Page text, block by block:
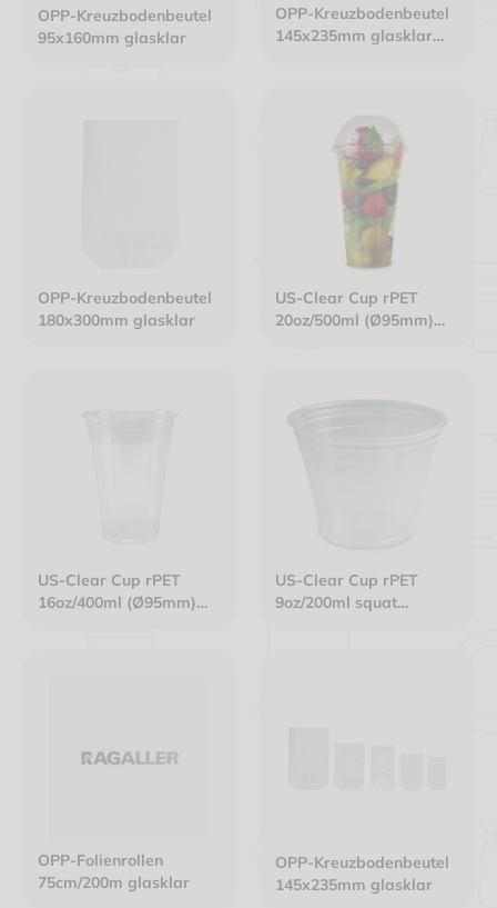
OPP-Kreuzbodenbeutel
95x160mm glasklar
OPP-Kreuzbodenbeutel
145x235mm glasklar
OPP-Kreuzbodenbeutel
180x300mm glasklar
US-Clear Cup rPET
20oz/500ml (Ø95mm)
US-Clear Cup rPET
16oz/400ml (Ø95mm)
US-Clear Cup rPET
9oz/200ml squat
OPP-Folienrollen
75cm/200m glasklar
OPP-Kreuzbodenbeutel
145x235mm glasklar